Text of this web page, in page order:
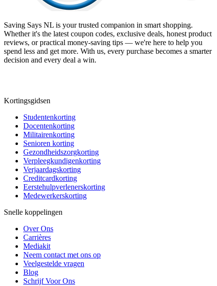
Saving Says NL is your trusted companion in smart shopping.
Whether it's the latest coupon codes, exclusive deals, honest product
reviews, or practical money-saving tips — we're here to help you
spend less and get more. With us, every purchase becomes a smarter
decision and every deal a win.
Kortingsgidsen
Studentenkorting
Docentenkorting
Militairenkorting
Senioren korting
Gezondheidszorgkorting
Verpleegkundigenkorting
Verjaardagskorting
Creditcardkorting
Eerstehulpverlenerskorting
Medewerkerskorting
Snelle koppelingen
Over Ons
Carrières
Mediakit
Neem contact met ons op
Veelgestelde vragen
Blog
Schrijf Voor Ons